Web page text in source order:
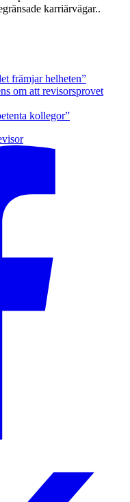
karriärvägar..
främjar helheten”
om att revisorsprovet
kollegor”